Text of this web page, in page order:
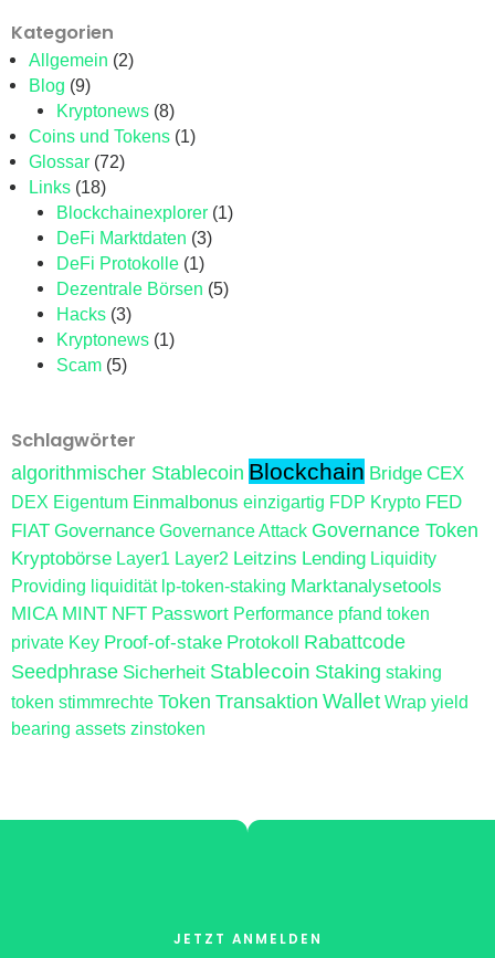
Kategorien
Allgemein (2)
Blog (9)
Kryptonews (8)
Coins und Tokens (1)
Glossar (72)
Links (18)
Blockchainexplorer (1)
DeFi Marktdaten (3)
DeFi Protokolle (1)
Dezentrale Börsen (5)
Hacks (3)
Kryptonews (1)
Scam (5)
Schlagwörter
algorithmischer Stablecoin Blockchain Bridge CEX
DEX Eigentum Einmalbonus einzigartig FDP Krypto FED
FIAT Governance Governance Attack Governance Token
Kryptobörse Layer1 Layer2 Leitzins Lending Liquidity
Providing liquidität lp-token-staking Marktanalysetools
MICA MINT NFT Passwort Performance pfand token
private Key Proof-of-stake Protokoll Rabattcode
Seedphrase Sicherheit Stablecoin Staking staking
token stimmrechte Token Transaktion Wallet Wrap yield
bearing assets zinstoken
JETZT ANMELDEN